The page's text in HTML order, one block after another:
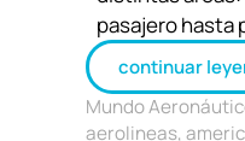
pasajero hasta
continuar
Mundo
aerolineas,